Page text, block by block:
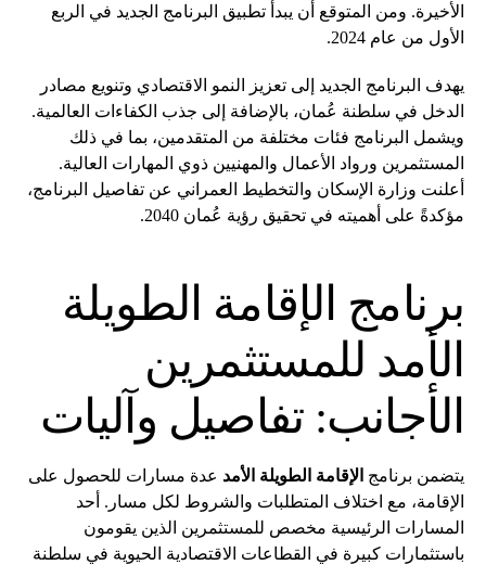
الأخيرة. ومن المتوقع أن يبدأ تطبيق البرنامج الجديد في الربع
الأول من عام 2024.
يهدف البرنامج الجديد إلى تعزيز النمو الاقتصادي وتنويع مصادر
الدخل في سلطنة عُمان، بالإضافة إلى جذب الكفاءات العالمية.
ويشمل البرنامج فئات مختلفة من المتقدمين، بما في ذلك
المستثمرين ورواد الأعمال والمهنيين ذوي المهارات العالية.
أعلنت وزارة الإسكان والتخطيط العمراني عن تفاصيل البرنامج،
مؤكدةً على أهميته في تحقيق رؤية عُمان 2040.
برنامج الإقامة الطويلة
الأمد للمستثمرين
الأجانب: تفاصيل وآليات
يتضمن برنامج الإقامة الطويلة الأمد عدة مسارات للحصول على
الإقامة، مع اختلاف المتطلبات والشروط لكل مسار. أحد
المسارات الرئيسية مخصص للمستثمرين الذين يقومون
باستثمارات كبيرة في القطاعات الاقتصادية الحيوية في سلطنة